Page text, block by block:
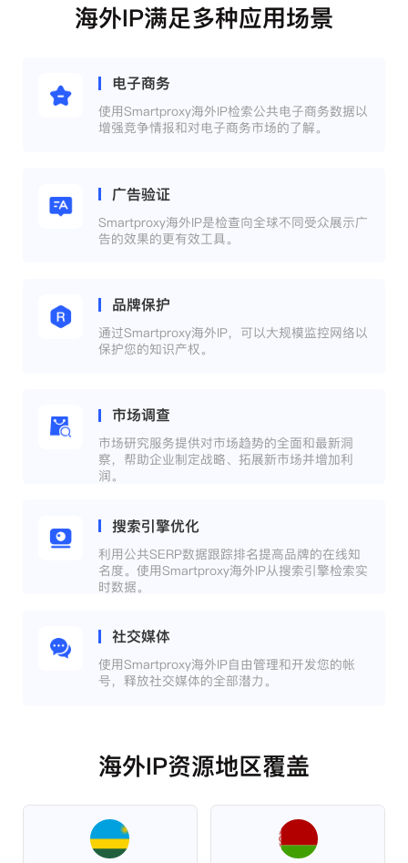
海外IP满足多种应用场景
电子商务
使用Smartproxy海外IP检索公共电子商务数据以
增强竞争情报和对电子商务市场的了解。
广告验证
Smartproxy海外IP是检查向全球不同受众展示广
告的效果的更有效工具。
品牌保护
通过Smartproxy海外IP，可以大规模监控网络以
保护您的知识产权。
市场调查
市场研究服务提供对市场趋势的全面和最新洞
察，帮助企业制定战略、拓展新市场并增加利
润。
搜索引擎优化
利用公共SERP数据跟踪排名提高品牌的在线知
名度。使用Smartproxy海外IP从搜索引擎检索实
时数据。
社交媒体
使用Smartproxy海外IP自由管理和开发您的帐
号，释放社交媒体的全部潜力。
海外IP资源地区覆盖